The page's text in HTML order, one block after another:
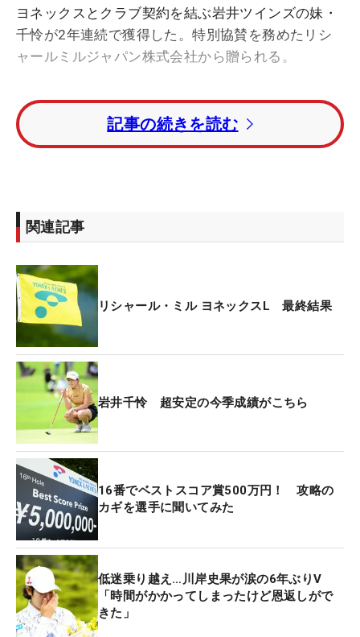
ヨネックスとクラブ契約を結ぶ岩井ツインズの妹・
千怜が2年連続で獲得した。特別協賛を務めたリシ
ャールミルジャパン株式会社から贈られる。
最終日はサスペンデッドになった第1ラウンドの再
開からスタート。首位と1打差の5アンダー・4位タ
イで9ホールの決勝ラウンドへと進んだ。だが出だ
が乱れてしまった」と、14番もボギーとしてV戦線
からは脱落してしまった。
だが、続く15番でひとつ戻して16番へ。第1ラウン
ドの16番でバーディを奪っていた岩井は、ティイン
グエリアから狙っていた。ティショットを残り164
ヤードまで運び、7番アイアンでの2打目はピン奥3
メートルにつけた。「これを獲ればもしかしたらチ
ャンスがあるかもって。結構集中しました」という
バーディパットを決めきり、500万円を獲得した。
副賞の使い道について聞かれると「去年もなにも買
わなかったし、今年も買う予定がなくて」とキッパ
リ。「物欲もそんなにない。欲しいものが見つかっ
たらその時に使おうと思います」と、20歳なが
ら“倹約家”の一面ものぞかせる。
見せ場もつくったが、最終ラウンドはスコアをひと
つ落とし、トータル4アンダー・12位タイに後退し
てホステス大会を終えた。悔いを残しながらも「来
記事の続きを読む
関連記事
リシャール・ミル ヨネックスL 最終結果
岩井千怜 超安定の今季成績がこちら
16番でベストスコア賞500万円！ 攻略の
カギを選手に聞いてみた
低迷乗り越え…川岸史果が涙の6年ぶりV
「時間がかかってしまったけど恩返しがで
きた」